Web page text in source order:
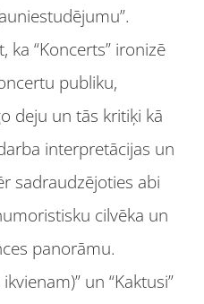
ka “Koncerts” ironizē
publiku,
deju un tās kritiķi kā
interpretācijas un
sadraudzējoties abi
cilvēka un
panorāmu.
un “Kaktusi”